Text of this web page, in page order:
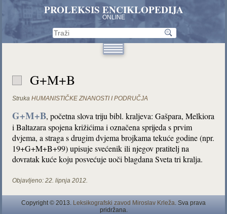
PROLEKSIS ENCIKLOPEDIJA
ONLINE
G+M+B
Struka HUMANISTIČKE ZNANOSTI I PODRUČJA
G+M+B, početna slova triju bibl. kraljeva: Gašpara, Melkiora
i Baltazara spojena križićima i označena sprijeda s prvim
dvjema, a straga s drugim dvjema brojkama tekuće godine (npr.
19+G+M+B+99) upisuje svećenik ili njegov pratitelj na
dovratak kuće koju posvećuje uoči blagdana Sveta tri kralja.
Objavljeno: 22. lipnja 2012.
Copyright © 2013. Leksikografski zavod Miroslav Krleža. Sva prava
pridržana.